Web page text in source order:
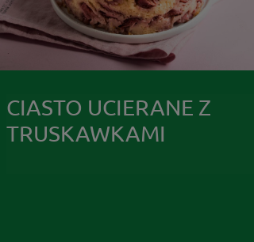
CIASTO UCIERANE Z
TRUSKAWKAMI